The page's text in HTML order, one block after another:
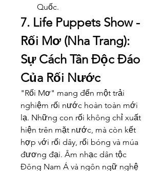
Quốc.
7. Life Puppets Show -
Rối Mơ (Nha Trang):
Sự Cách Tân Độc Đáo
Của Rối Nước
"Rối Mơ" mang đến một trải
nghiệm rối nước hoàn toàn mới
lạ. Những con rối không chỉ xuất
hiện trên mặt nước, mà còn kết
hợp với rối dây, rối bóng và múa
đương đại. Âm nhạc dân tộc
Đông Nam Á và ngôn ngữ nghệ